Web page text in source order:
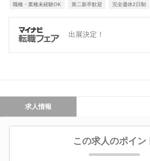
職種・業種未経験OK 第二新卒歓迎 完全週休2日制
出展決定！
求人情報
この求人のポイン